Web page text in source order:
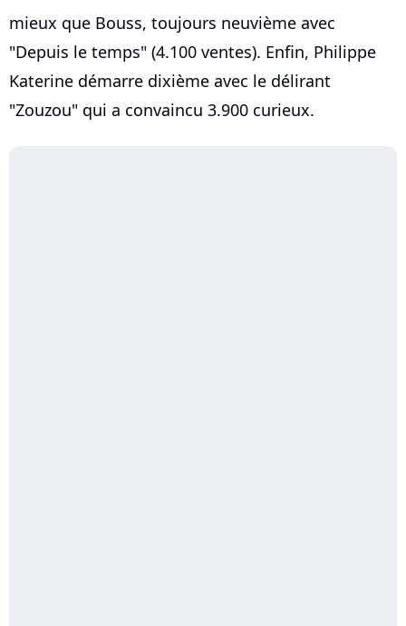
mieux que Bouss, toujours neuvième avec
"Depuis le temps" (4.100 ventes). Enfin, Philippe
Katerine démarre dixième avec le délirant
"Zouzou" qui a convaincu 3.900 curieux.